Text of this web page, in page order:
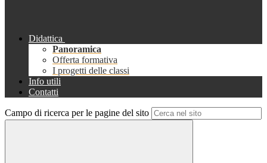
Didattica
Panoramica
Offerta formativa
I progetti delle classi
Info utili
Contatti
Campo di ricerca per le pagine del sito